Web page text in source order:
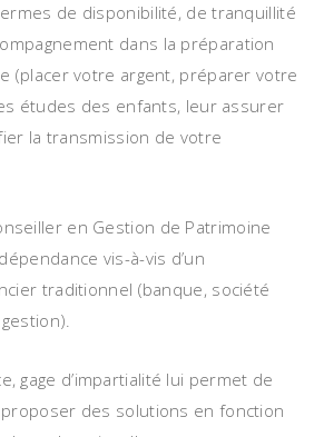
de disponibilité, de tranquillité
dans la préparation
(placer votre argent, préparer votre
études des enfants, leur assurer
la transmission de votre
en Gestion de Patrimoine
vis-à-vis d’un
traditionnel (banque, société
gage d’impartialité lui permet de
des solutions en fonction